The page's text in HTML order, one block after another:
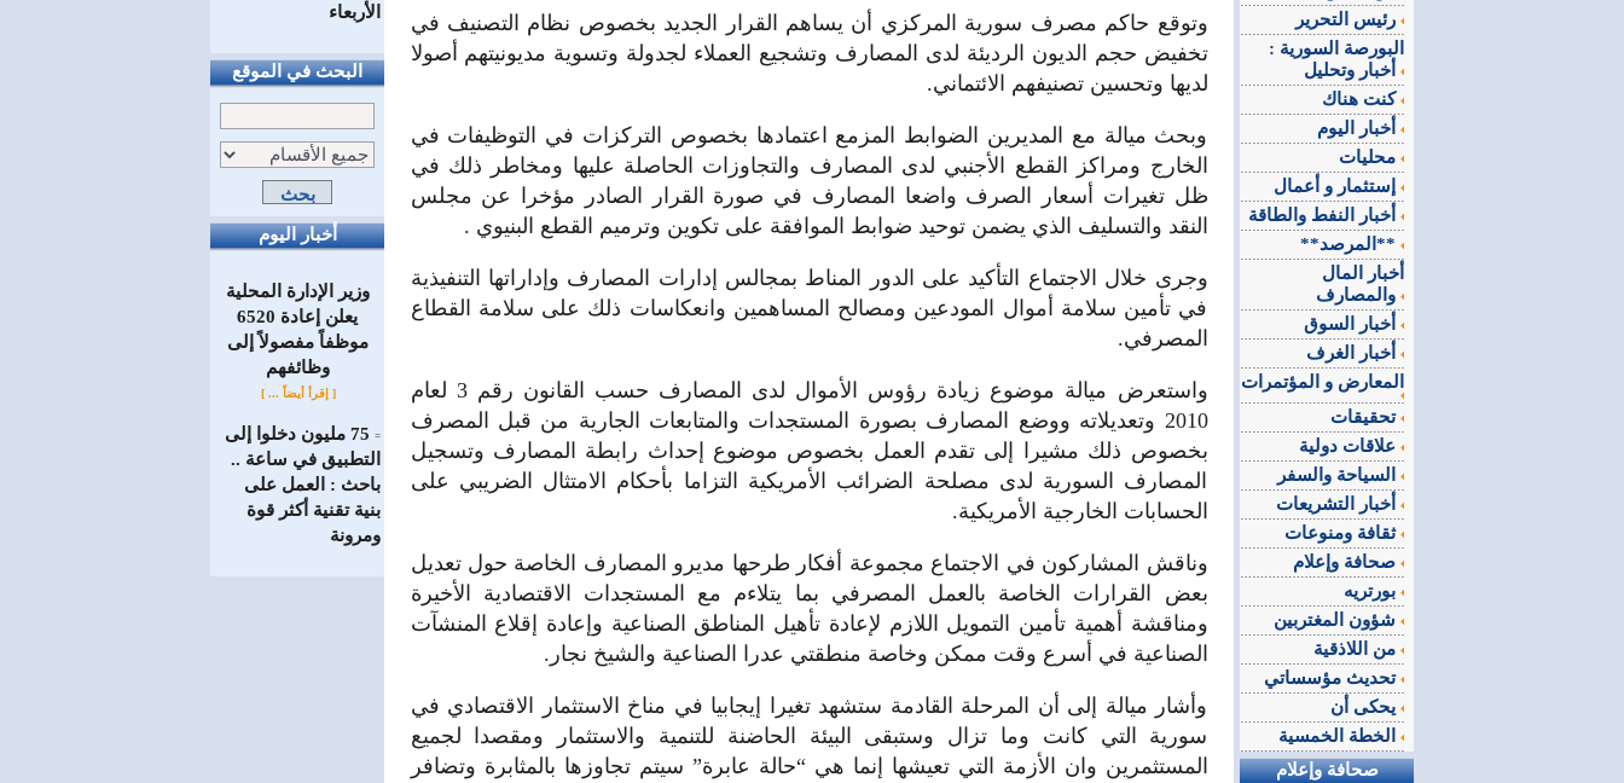
الأربعاء
البحث في الموقع
أخبار اليوم
وزير الإدارة المحلية
يعلن إعادة 6520
موظفاً مفصولاً إلى
‏وظائفهم
[ إقرأ أيضاً ... ]
=
75 مليون دخلوا إلى
التطبيق في ساعة ..
باحث : العمل على
بنية تقنية أكثر قوة
ومرونة
وتوقع حاكم مصرف سورية المركزي أن يساهم القرار الجديد بخصوص نظام التصنيف في
تخفيض حجم الديون الرديئة لدى المصارف وتشجيع العملاء لجدولة وتسوية مديونيتهم أصولا
لديها وتحسين تصنيفهم الائتماني.
وبحث ميالة مع المديرين الضوابط المزمع اعتمادها بخصوص التركزات في التوظيفات في
الخارج ومراكز القطع الأجنبي لدى المصارف والتجاوزات الحاصلة عليها ومخاطر ذلك في
ظل تغيرات أسعار الصرف واضعا المصارف في صورة القرار الصادر مؤخرا عن مجلس
النقد والتسليف الذي يضمن توحيد ضوابط الموافقة على تكوين وترميم القطع البنيوي .
وجرى خلال الاجتماع التأكيد على الدور المناط بمجالس إدارات المصارف وإداراتها التنفيذية
في تأمين سلامة أموال المودعين ومصالح المساهمين وانعكاسات ذلك على سلامة القطاع
المصرفي.
واستعرض ميالة موضوع زيادة رؤوس الأموال لدى المصارف حسب القانون رقم 3 لعام
2010 وتعديلاته ووضع المصارف بصورة المستجدات والمتابعات الجارية من قبل المصرف
بخصوص ذلك مشيرا إلى تقدم العمل بخصوص موضوع إحداث رابطة المصارف وتسجيل
المصارف السورية لدى مصلحة الضرائب الأمريكية التزاما بأحكام الامتثال الضريبي على
الحسابات الخارجية الأمريكية.
وناقش المشاركون في الاجتماع مجموعة أفكار طرحها مديرو المصارف الخاصة حول تعديل
بعض القرارات الخاصة بالعمل المصرفي بما يتلاءم مع المستجدات الاقتصادية الأخيرة
ومناقشة أهمية تأمين التمويل اللازم لإعادة تأهيل المناطق الصناعية وإعادة إقلاع المنشآت
الصناعية في أسرع وقت ممكن وخاصة منطقتي عدرا الصناعية والشيخ نجار.
وأشار ميالة إلى أن المرحلة القادمة ستشهد تغيرا إيجابيا في مناخ الاستثمار الاقتصادي في
سورية التي كانت وما تزال وستبقى البيئة الحاضنة للتنمية والاستثمار ومقصدا لجميع
المستثمرين وان الأزمة التي تعيشها إنما هي “حالة عابرة” سيتم تجاوزها بالمثابرة وتضافر
البورصة السورية :
كنت هناك
**المرصد**
أخبار المال
المعارض و المؤتمرات
تحقيقات
ثقافة ومنوعات
تحديث مؤسساتي
صحافة وإعلام